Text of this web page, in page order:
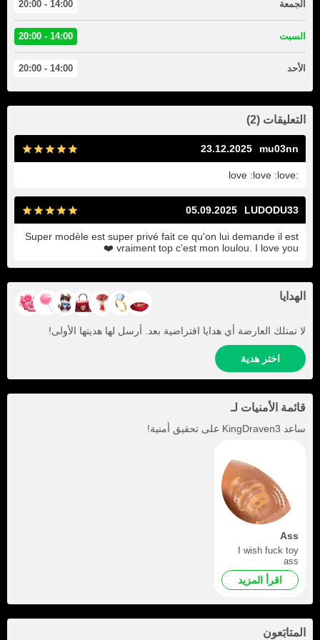
الجمعة 14:00 - 20:00
السبت 14:00 - 20:00
الأحد 14:00 - 20:00
التعليقات (2)
mu03nn
23.12.2025
:love :love :love
LUDODU33
05.09.2025
Super modèle est super privé fait ce qu'on lui demande il est
vraiment top c'est mon loulou. I love you ❤️
الهدايا
لا تمتلك العارضة أي هدايا افتراضية بعد. أرسل لها هديتها الأولى!
اختر هدية
قائمة الأمنيات لـ
ساعد KingDraven3 على تحقيق أمنية!
Ass
I wish fuck toy
ass
اقرأ المزيد
المتابَعون